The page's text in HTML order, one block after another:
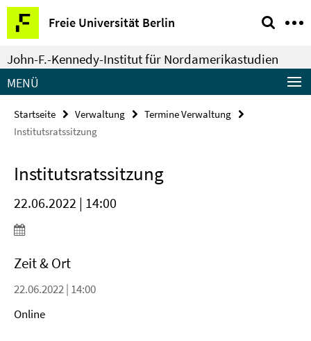
Springe
direkt
zu
Inhalt
Freie Universität Berlin
Service-
Navigation
John-F.-Kennedy-Institut für Nordamerikastudien
MENÜ
Startseite Verwaltung
Termine Verwaltung
Institutsratssitzung
Institutsratssitzung
22.06.2022 | 14:00
Zeit & Ort
22.06.2022 | 14:00
Online